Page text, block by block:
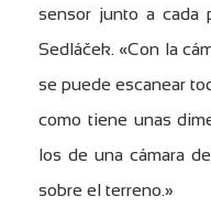
sensor junto a cada
Sedláček. «Con la
se puede escanear
como tiene unas
los de una cámara
sobre el terreno.»